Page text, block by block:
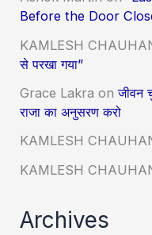
Before the Door
KAMLESH
से परखा गया”
Grace Lakra onजीवन
राजा का अनुसरण करो
KAMLESH
KAMLESH
Archives